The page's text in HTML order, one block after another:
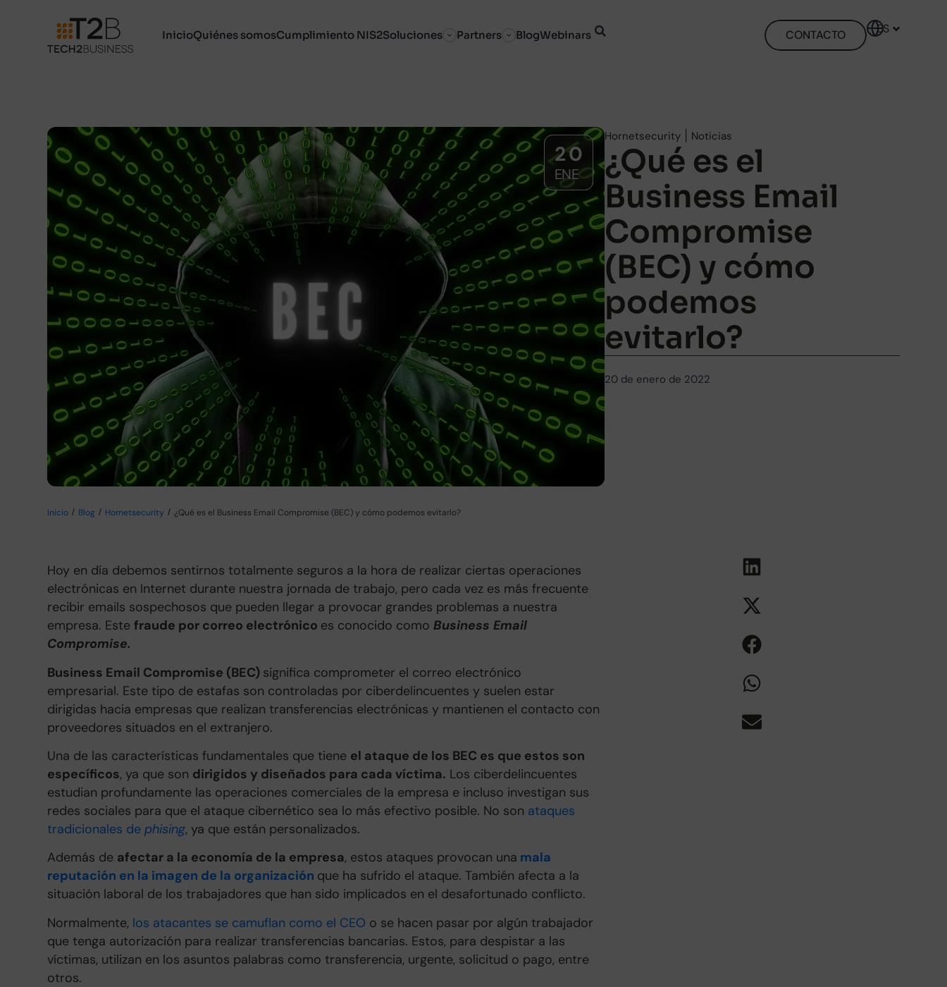
InicioQuiénes somosCumplimiento NIS2Soluciones Partners BlogWebinars CONTACTO ES
EN
20
ENE
Hornetsecurity| Noticias
¿Qué es el
Business Email
Compromise
(BEC) y cómo
podemos
evitarlo?
20 de enero de 2022
Inicio Blog Hornetsecurity ¿Qué es el Business Email Compromise (BEC) y cómo podemos evitarlo?
Hoy en día debemos sentirnos totalmente seguros a la hora de realizar ciertas operaciones
electrónicas en Internet durante nuestra jornada de trabajo, pero cada vez es más frecuente
recibir emails sospechosos que pueden llegar a provocar grandes problemas a nuestra
empresa. Estefraude por correo electrónico es conocido comoBusiness Email
Compromise.
Business Email Compromise (BEC) significa comprometer el correo electrónico
empresarial. Este tipo de estafas son controladas por ciberdelincuentes y suelen estar
dirigidas hacia empresas que realizan transferencias electrónicas y mantienen el contacto con
proveedores situados en el extranjero.
Una de las características fundamentales que tiene el ataque de los BEC es que estos son
específicos, ya que son dirigidos y diseñados para cada víctima. Los ciberdelincuentes
estudian profundamente las operaciones comerciales de la empresa e incluso investigan sus
redes sociales para que el ataque cibernético sea lo más efectivo posible. No son ataques
tradicionales de phising, ya que están personalizados.
Además de afectar a la economía de la empresa, estos ataques provocan una mala
reputación en la imagen de la organización que ha sufrido el ataque. También afecta a la
situación laboral de los trabajadores que han sido implicados en el desafortunado conflicto.
Normalmente, los atacantes se camuflan como el CEO o se hacen pasar por algún trabajador
que tenga autorización para realizar transferencias bancarias. Estos, para despistar a las
víctimas, utilizan en los asuntos palabras como transferencia, urgente, solicitud o pago, entre
otros.